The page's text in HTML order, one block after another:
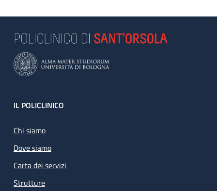
Footer
IL POLICLINICO
Chi siamo
Dove siamo
Carta dei servizi
Strutture